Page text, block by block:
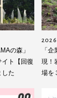
の森」
ト【回復
した
「
現！
場を